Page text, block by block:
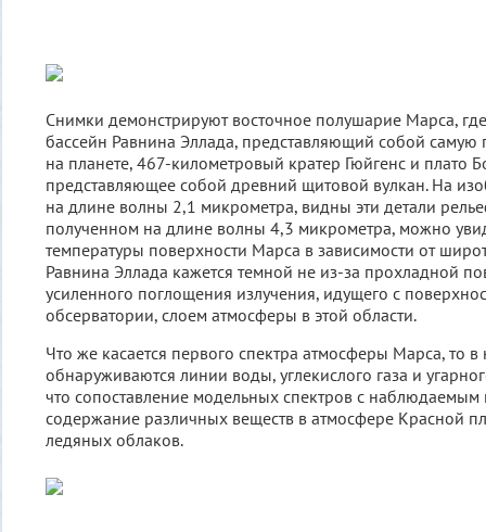
Снимки демонстрируют восточное полушарие Марса,
бассейн Равнина Эллада, представляющий собой самую
на планете, 467-километровый кратер Гюйгенс и плато
представляющее собой древний щитовой вулкан. На
на длине волны 2,1 микрометра, видны эти детали
полученном на длине волны 4,3 микрометра, можно
температуры поверхности Марса в зависимости от
Равнина Эллада кажется темной не из-за прохладной
усиленного поглощения излучения, идущего с
обсерватории, слоем атмосферы в этой области.
Что же касается первого спектра атмосферы Марса, то в
обнаруживаются линии воды, углекислого газа и
что сопоставление модельных спектров с наблюдаемым
содержание различных веществ в атмосфере Красной
ледяных облаков.